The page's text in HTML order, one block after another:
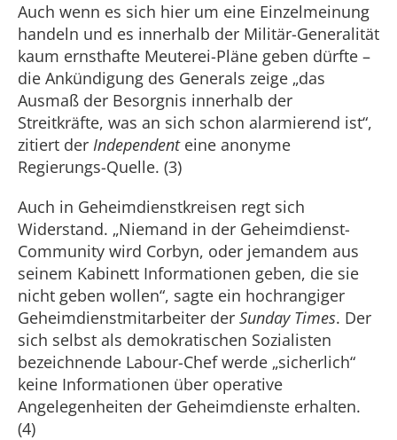
Auch wenn es sich hier um eine Einzelmeinung
handeln und es innerhalb der Militär-Generalität
kaum ernsthafte Meuterei-Pläne geben dürfte –
die Ankündigung des Generals zeige „das
Ausmaß der Besorgnis innerhalb der
Streitkräfte, was an sich schon alarmierend ist“,
zitiert der Independenteine anonyme
Regierungs-Quelle. (3)
Auch in Geheimdienstkreisen regt sich
Widerstand. „Niemand in der Geheimdienst-
Community wird Corbyn, oder jemandem aus
seinem Kabinett Informationen geben, die sie
nicht geben wollen“, sagte ein hochrangiger
Geheimdienstmitarbeiter der Sunday Times. Der
sich selbst als demokratischen Sozialisten
bezeichnende Labour-Chef werde „sicherlich“
keine Informationen über operative
Angelegenheiten der Geheimdienste erhalten.
(4)